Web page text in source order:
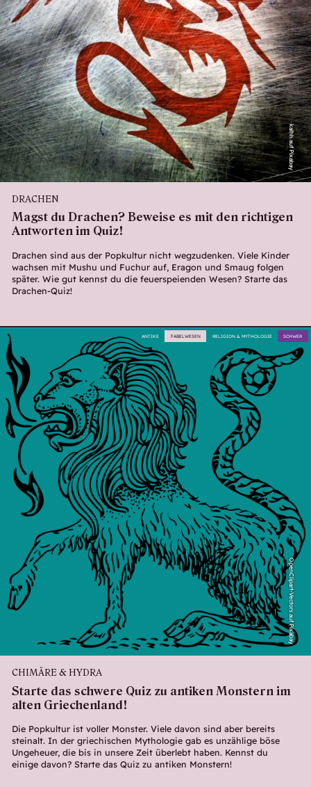
kalhh auf Pixabay
DRACHEN
Magst du Drachen? Beweise es mit den richtigen
Antworten im Quiz!
Drachen sind aus der Popkultur nicht wegzudenken. Viele Kinder
wachsen mit Mushu und Fuchur auf, Eragon und Smaug folgen
später. Wie gut kennst du die feuerspeienden Wesen? Starte das
Drachen-Quiz!
OpenClipart-Vectors auf Pixabay
CHIMÄRE & HYDRA
Starte das schwere Quiz zu antiken Monstern im
alten Griechenland!
Die Popkultur ist voller Monster. Viele davon sind aber bereits
steinalt. In der griechischen Mythologie gab es unzählige böse
Ungeheuer, die bis in unsere Zeit überlebt haben. Kennst du
einige davon? Starte das Quiz zu antiken Monstern!
SCHWER
RELIGION & MYTHOLOGIE
FABELWESEN
ANTIKE